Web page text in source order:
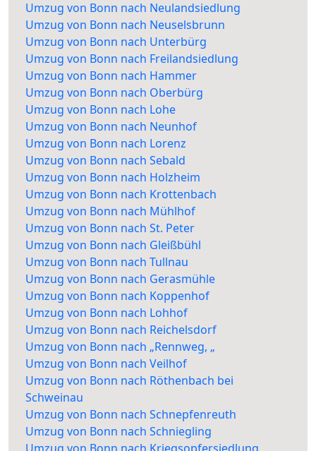
Umzug von Bonn nach Neulandsiedlung
Umzug von Bonn nach Neuselsbrunn
Umzug von Bonn nach Unterbürg
Umzug von Bonn nach Freilandsiedlung
Umzug von Bonn nach Hammer
Umzug von Bonn nach Oberbürg
Umzug von Bonn nach Lohe
Umzug von Bonn nach Neunhof
Umzug von Bonn nach Lorenz
Umzug von Bonn nach Sebald
Umzug von Bonn nach Holzheim
Umzug von Bonn nach Krottenbach
Umzug von Bonn nach Mühlhof
Umzug von Bonn nach St. Peter
Umzug von Bonn nach Gleißbühl
Umzug von Bonn nach Tullnau
Umzug von Bonn nach Gerasmühle
Umzug von Bonn nach Koppenhof
Umzug von Bonn nach Lohhof
Umzug von Bonn nach Reichelsdorf
Umzug von Bonn nach „Rennweg, „
Umzug von Bonn nach Veilhof
Umzug von Bonn nach Röthenbach bei
Schweinau
Umzug von Bonn nach Schnepfenreuth
Umzug von Bonn nach Schniegling